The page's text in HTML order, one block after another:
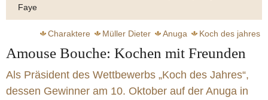
Faye
Charaktere Müller Dieter Anuga
Koch des jahres
Kochshow
Nachwuchs Èditorial patron
Amouse Bouche: Kochen mit Freunden
Als Präsident des Wettbewerbs „Koch des Jahres“,
dessen Gewinner am 10. Oktober auf der Anuga in